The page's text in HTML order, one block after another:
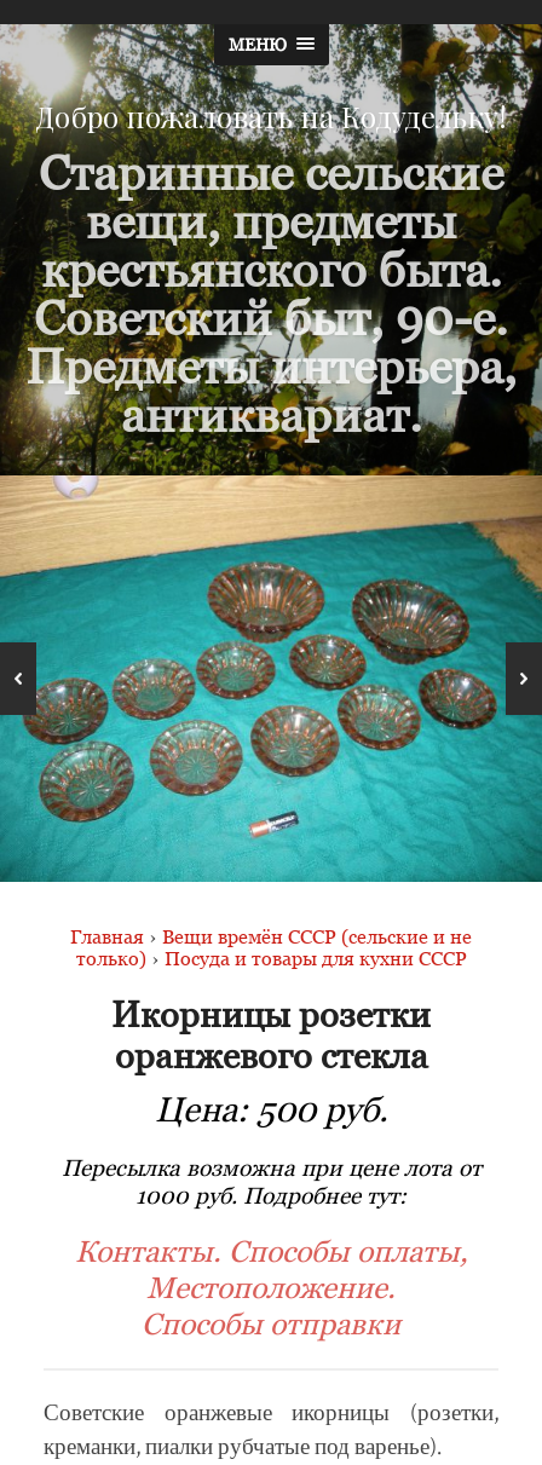
МЕНЮ
Добро пожаловать на Кодудельку!
Старинные сельские
вещи, предметы
крестьянского быта.
Советский быт, 90-е.
Предметы интерьера,
антиквариат.
Главная › Вещи времён СССР (сельские и не
только) › Посуда и товары для кухни СССР
Икорницы розетки
оранжевого стекла
Цена: 500 руб.
Пересылка возможна при цене лота от
1000 руб. Подробнее тут:
Контакты. Способы оплаты,
Местоположение.
Способы отправки
Советские оранжевые икорницы (розетки,
креманки, пиалки рубчатые под варенье).